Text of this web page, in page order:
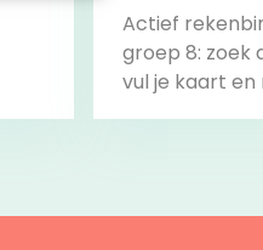
Actief
groep 8: zoek
vul je kaart